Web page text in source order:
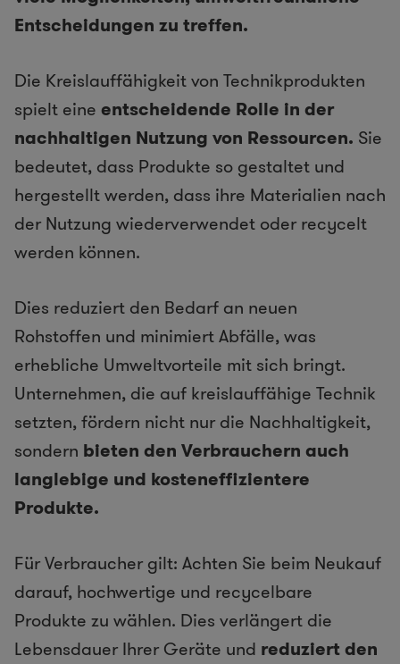
Entscheidungen zu treffen.
Die Kreislauffähigkeit von Technikprodukten
spielt eine entscheidende Rolle in der
nachhaltigen Nutzung von Ressourcen. Sie
bedeutet, dass Produkte so gestaltet und
hergestellt werden, dass ihre Materialien nach
der Nutzung wiederverwendet oder recycelt
werden können.
Dies reduziert den Bedarf an neuen
Rohstoffen und minimiert Abfälle, was
erhebliche Umweltvorteile mit sich bringt.
Unternehmen, die auf kreislauffähige Technik
setzten, fördern nicht nur die Nachhaltigkeit,
sondern bieten den Verbrauchern auch
langlebige und kosteneffizientere
Produkte.
Für Verbraucher gilt: Achten Sie beim Neukauf
darauf, hochwertige und recycelbare
Produkte zu wählen. Dies verlängert die
Lebensdauer Ihrer Geräte und reduziert den